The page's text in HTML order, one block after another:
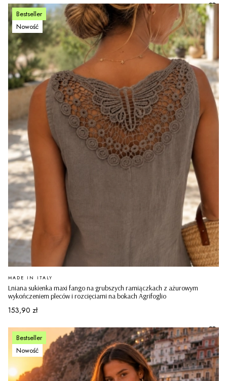
Bestseller
Nowość
Lniana sukienka maxi fango na grubszych ramiączkach z ażurowym
wykończeniem pleców i rozcięciami na bokach Agrifoglio
PRODUCENT
MADE IN ITALY
Cena
153,90 zł
Bestseller
Nowość